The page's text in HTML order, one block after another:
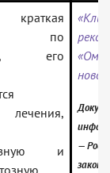
краткая
по
его
и
—